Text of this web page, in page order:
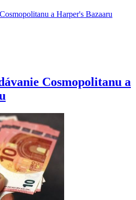
Cosmopolitanu a